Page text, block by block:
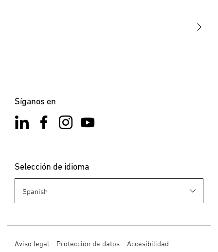
Síganos en
Selección de idioma
Aviso legal Protección de datos Accesibilidad